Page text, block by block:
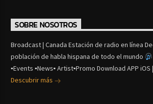
SOBRE NOSOTROS
Broadcast | Canada Estación de radio en línea
población de habla hispana de todo el mundo
▪Events ▪News▪ Artist▪Promo Download APP
Descubrir más